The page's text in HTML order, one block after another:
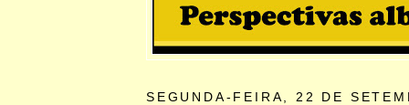
SEGUNDA-FEIRA, 22 DE